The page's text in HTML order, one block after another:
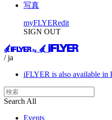
写真
myFLYERedit
SIGN OUT
/ ja
iFLYER is also available in
Search All
Events